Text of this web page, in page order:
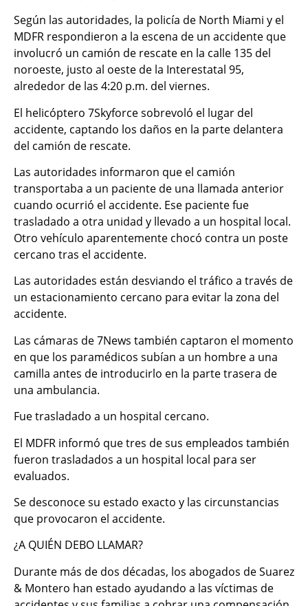
Según las autoridades, la policía de North Miami y el
MDFR respondieron a la escena de un accidente que
involucró un camión de rescate en la calle 135 del
noroeste, justo al oeste de la Interestatal 95,
alrededor de las 4:20 p.m. del viernes.
El helicóptero 7Skyforce sobrevoló el lugar del
accidente, captando los daños en la parte delantera
del camión de rescate.
Las autoridades informaron que el camión
transportaba a un paciente de una llamada anterior
cuando ocurrió el accidente. Ese paciente fue
trasladado a otra unidad y llevado a un hospital local.
Otro vehículo aparentemente chocó contra un poste
cercano tras el accidente.
Las autoridades están desviando el tráfico a través de
un estacionamiento cercano para evitar la zona del
accidente.
Las cámaras de 7News también captaron el momento
en que los paramédicos subían a un hombre a una
camilla antes de introducirlo en la parte trasera de
una ambulancia.
Fue trasladado a un hospital cercano.
El MDFR informó que tres de sus empleados también
fueron trasladados a un hospital local para ser
evaluados.
Se desconoce su estado exacto y las circunstancias
que provocaron el accidente.
¿A QUIÉN DEBO LLAMAR?
Durante más de dos décadas, los abogados de Suarez
& Montero han estado ayudando a las víctimas de